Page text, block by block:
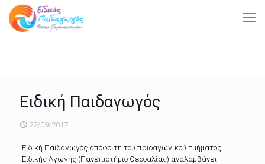
Ειδική Παιδαγωγός
22/09/2017
Ειδική Παιδαγωγός απόφοιτη του παιδαγωγικού τμήματος
Ειδικής Αγωγής (Πανεπιστήμιο Θεσσαλίας) αναλαμβάνει